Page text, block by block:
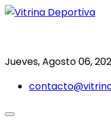
Saltar
Jueves, Agosto 06,